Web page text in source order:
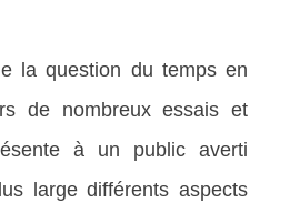
la question du temps en
de nombreux essais et
à un public averti
large différents aspects